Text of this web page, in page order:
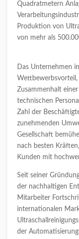
Quadratmetern
Produktion von
von mehr als
Das Unternehmen
Wettbewerbsvorteil,
Zusammenhalt
technischen
Zahl der
zunehmenden
Gesellschaft
nach besten
Kunden mit
Seit seiner
der nachhaltigen
Mitarbeiter
internationalen
der